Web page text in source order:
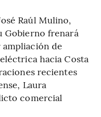
Raúl Mulino,
Gobierno frenará
de
hacia Costa
recientes
Laura
comercial